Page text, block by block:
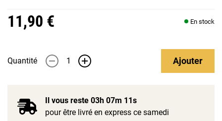
11,90 € En stock
Quantité - + Ajouter
Il vous reste 03h 07m 11s
pour être livré en express ce samedi